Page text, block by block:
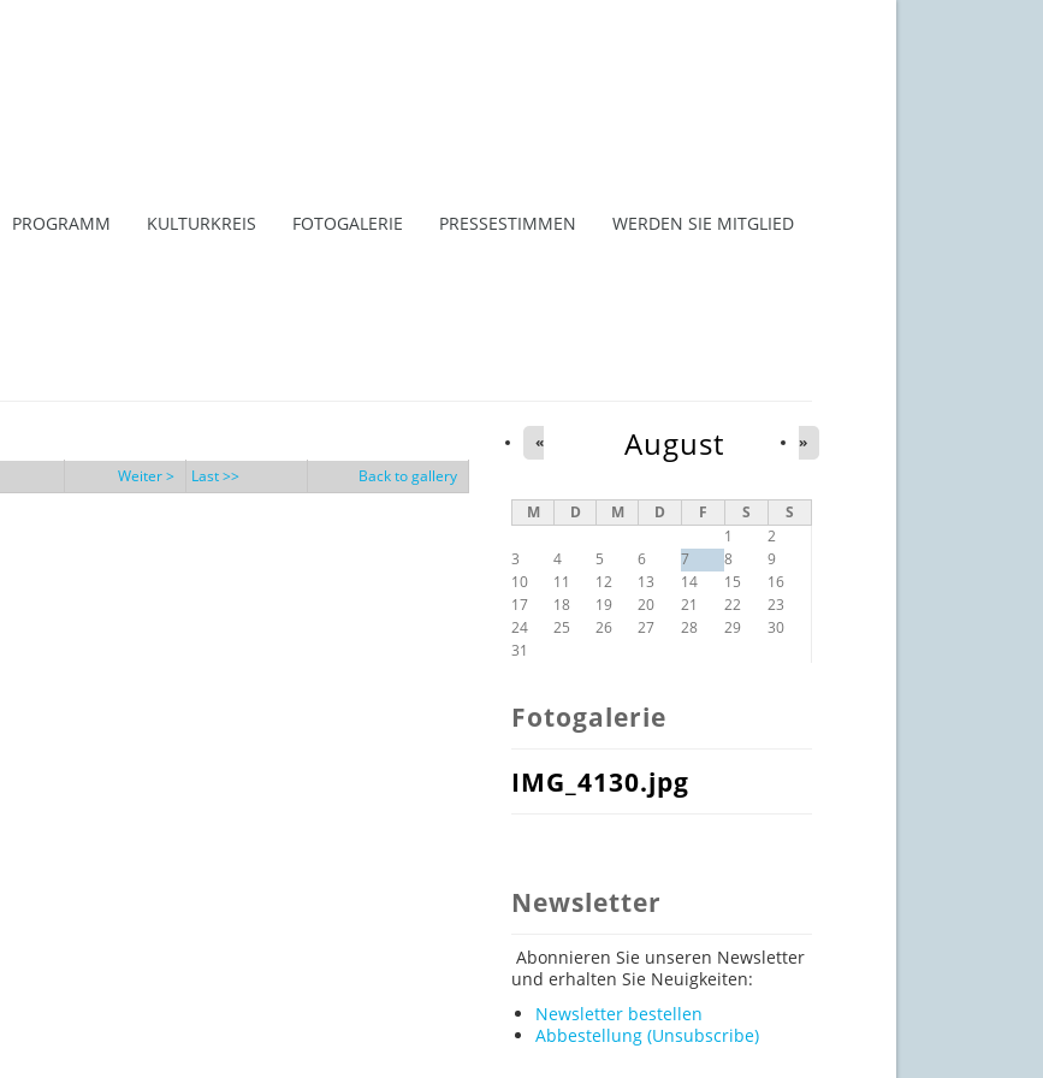
PROGRAMM KULTURKREIS FOTOGALERIE PRESSESTIMMEN WERDEN SIE MITGLIED
Weiter > Last >> Back to gallery
August
« »
M D M D F S
S
1
2
3
4 5 6 7 8
9
10
11 12 13 14 15
16
17
18 19 20 21 22
23
24
25 26 27 28 29
30
31
Fotogalerie
IMG_4130.jpg
Newsletter
Abonnieren Sie unseren Newsletter
und erhalten Sie Neuigkeiten:
Newsletter bestellen
Abbestellung (Unsubscribe)